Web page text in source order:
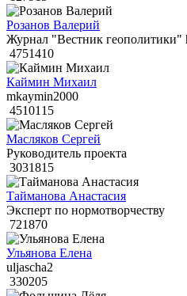
Розанов Валерий
Журнал "Вестник геополитики"
4751410
Каймин Михаил
mkaymin2000
4510115
Масляков Сергей
Руководитель проекта
3031815
Тайманова Анастасия
Эксперт по нормотворчеству
721870
Ульянова Елена
uljascha2
330205